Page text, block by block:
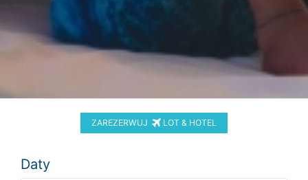
ZAREZERWUJ LOT & HOTEL
Daty